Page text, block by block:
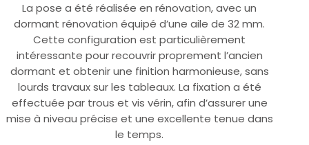
La pose a été réalisée en rénovation, avec un
dormant rénovation équipé d’une aile de 32 mm.
Cette configuration est particulièrement
intéressante pour recouvrir proprement l’ancien
dormant et obtenir une finition harmonieuse, sans
lourds travaux sur les tableaux. La fixation a été
effectuée par trous et vis vérin, afin d’assurer une
mise à niveau précise et une excellente tenue dans
le temps.